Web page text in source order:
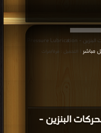
البنزين -
قراءة و تحميل كتاب كتاب دورة التزييت في محركات البنزين - Pressure Lubrication
مباشر | التحميل : مرة/مرات